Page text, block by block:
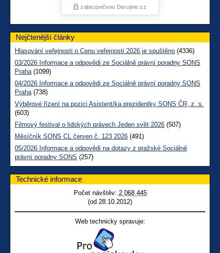
Nejčtenější články
Hlasování veřejnosti o Cenu veřejnosti 2026 je spuštěno (4336)
03/2026 Informace a odpovědi ze Sociálně právní poradny SONS
Praha(1099)
04/2026 Informace a odpovědi ze Sociálně právní poradny SONS
Praha(738)
Výběrové řízení na pozici Asistent/ka prezidentky SONS ČR, z. s.
(603)
Filmový festival o lidských právech Jeden svět 2026 (507)
Měsíčník SONS CL červen č. 123 2026 (491)
05/2026 Informace a odpovědi na dotazy z pražské Sociálně
právní poradny SONS (257)
Technické informace
Počet návštěv: 2 068 445
(od 28.10.2012)
Web technicky spravuje: